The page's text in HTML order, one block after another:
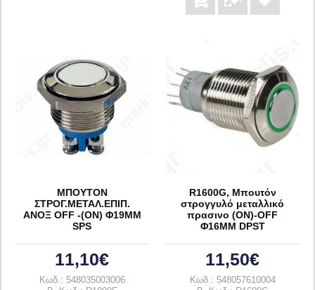
ΜΠΟΥΤΟΝ
ΣΤΡΟΓ.ΜΕΤΑΛ.ΕΠΙΠ.
ΑΝΟΞ OFF -(ON) Φ19ΜΜ
SPS
11,10€
Κωδ.: 548035003006
R1600G, Μπουτόν
στρογγυλό μεταλλικό
πρασινο (ON)-OFF
Φ16ΜΜ DPST
11,50€
Κωδ.: 548057610004